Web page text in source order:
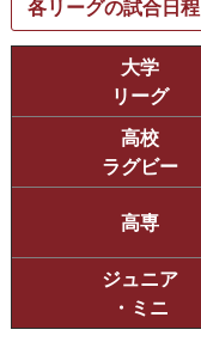
各リーグの試合日程
大学
リーグ
高校
ラグビー
高専
ジュニア
・ミニ